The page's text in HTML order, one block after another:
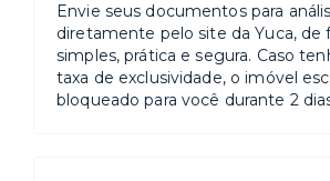
Envie seus documentos para
diretamente pelo site da Yuca, de
simples, prática e segura. Caso
taxa de exclusividade, o imóvel
bloqueado para você durante 2